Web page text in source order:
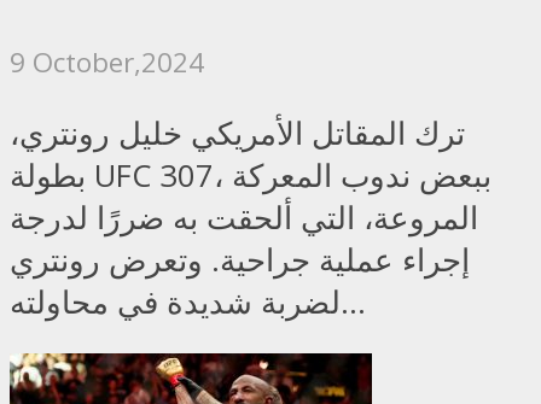
9 October,2024
ترك المقاتل الأمريكي خليل رونتري،
بطولة UFC 307، ببعض ندوب المعركة
المروعة، التي ألحقت به ضررًا لدرجة
إجراء عملية جراحية. وتعرض رونتري
لضربة شديدة في محاولته...